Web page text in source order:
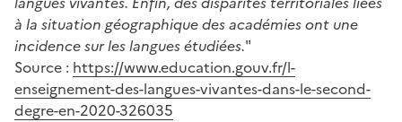
à la situation géographique des académies ont une
incidence sur les langues étudiées."
Source : https://www.education.gouv.fr/l-
enseignement-des-langues-vivantes-dans-le-second-
degre-en-2020-326035